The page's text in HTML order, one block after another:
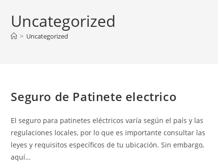
Uncategorized
> Uncategorized
Seguro de Patinete electrico
El seguro para patinetes eléctricos varía según el país y las
regulaciones locales, por lo que es importante consultar las
leyes y requisitos específicos de tu ubicación. Sin embargo,
aquí…